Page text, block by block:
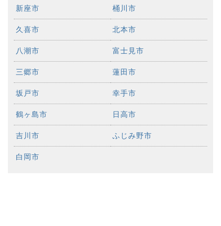
新座市 桶川市
久喜市 北本市
八潮市 富士見市
三郷市 蓮田市
坂戸市 幸手市
鶴ヶ島市 日高市
吉川市 ふじみ野市
白岡市